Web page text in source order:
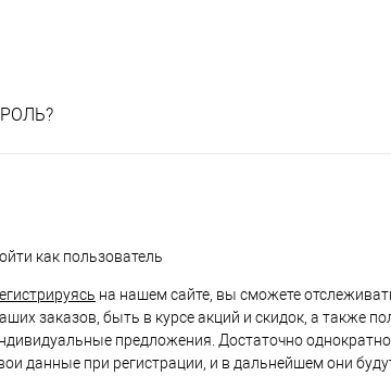
как пользователь
на нашем сайте, вы сможете
заказов, быть в курсе акций и скидок, а также
предложения. Достаточно однократно
данные при регистрации, и в дальнейшем они